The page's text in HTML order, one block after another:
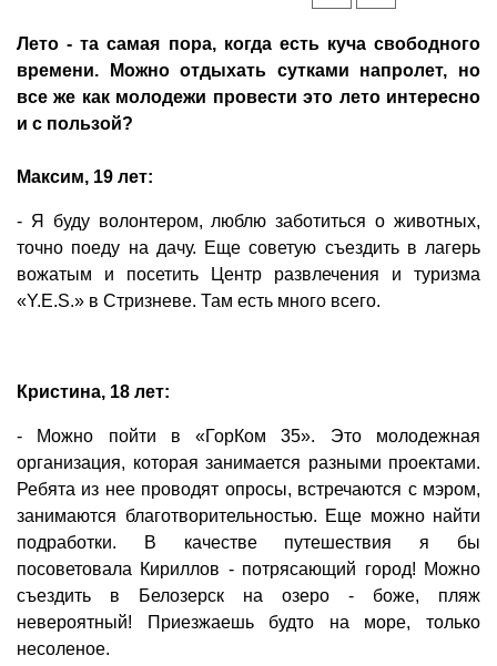
Лето - та самая пора, когда есть куча свободного
времени. Можно отдыхать сутками напролет, но
все же как молодежи провести это лето интересно
и с пользой?
Максим, 19 лет:
- Я буду волонтером, люблю заботиться о животных,
точно поеду на дачу. Еще советую съездить в лагерь
вожатым и посетить Центр развлечения и туризма
«Y.E.S.» в Стризневе. Там есть много всего.
Кристина, 18 лет:
- Можно пойти в «ГорКом 35». Это молодежная
организация, которая занимается разными проектами.
Ребята из нее проводят опросы, встречаются с мэром,
занимаются благотворительностью. Еще можно найти
подработки. В качестве путешествия я бы
посоветовала Кириллов - потрясающий город! Можно
съездить в Белозерск на озеро - боже, пляж
невероятный! Приезжаешь будто на море, только
несоленое.